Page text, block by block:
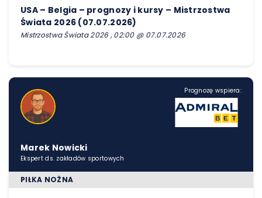
USA – Belgia – prognozy i kursy – Mistrzostwa
Świata 2026 (07.07.2026)
Mistrzostwa Świata 2026 , 02:00 @ 07.07.2026
Prognozę wspiera:
Marek Nowicki
Ekspert ds. zakładów sportowych
PIŁKA NOŻNA